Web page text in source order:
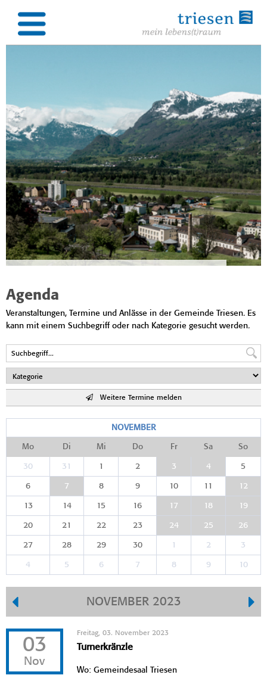
Agenda
Veranstaltungen, Termine und Anlässe in der Gemeinde Triesen. Es
kann mit einem Suchbegriff oder nach Kategorie gesucht werden.
Weitere Termine melden
NOVEMBER
Mo Di Mi Do Fr Sa So
30 31 1 2 3 4 5
6 7 8 9 10 11 12
13 14 15 16 17 18 19
20 21 22 23 24 25 26
27 28 29 30 1 2 3
4 5 6 7 8 9 10
NOVEMBER 2023
03
Nov
Freitag, 03. November 2023
Turnerkränzle
Wo: Gemeindesaal Triesen